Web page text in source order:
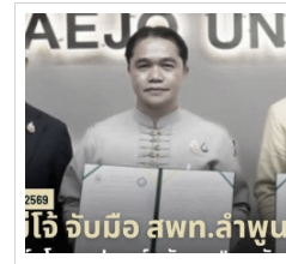
ระดับอุดมศึกษาบรรยากาศการศึก
เป็นกันเอง นักเรียนให้ความสนใ
เปลี่ยนความคิดเห็นกับคณาจารย์ แ
พลังงานอย่างใกล้ชิด ซึ่งช่วยสร้า
ใหม่ในการเลือกเส้นทางการ
ทดแทน มหาวิทยาลัยแม่โจ้ มุ่งมั่
สะอาดและนวัตกรรม พร้อมพัฒน
ขับเคลื่อนการพัฒนาพลังงานของ
ในอนาคต
APPTech EXPO 2026 : พลังเท
พัฒนาชุมชนพื้นที่ “สร้างนวัตกร
ฐานรากอย่างยั่งยืน” ณ โรงแรม
พลาซา ลาดพร้าว กรุงเทพมหาน
แนวคิดและแนวทางการขับเคลื่อ
(AppTech) เพื่อยกระดับเศรษฐ
ความรู้จากสถาบันการศึกษาสู่การใ
พัฒนาเทคโนโลยีที่เหมาะสม การ
พัฒนา แพลตฟอร์ม AppTech ซึ่